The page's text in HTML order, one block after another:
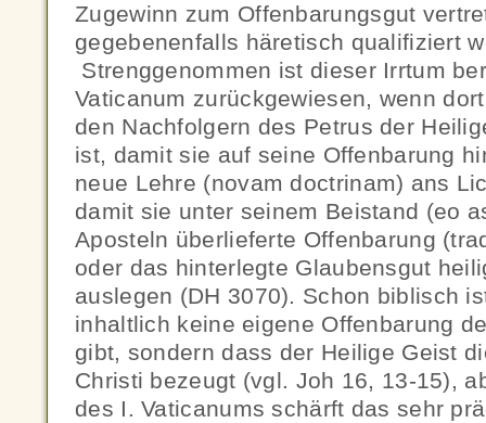
Zugewinn zum Offenbarungsgut
gegebenenfalls häretisch qualifiziert
Strenggenommen ist dieser Irrtum
Vaticanum zurückgewiesen, wenn
den Nachfolgern des Petrus der
ist, damit sie auf seine Offenbarung
neue Lehre (novam doctrinam) ans
damit sie unter seinem Beistand (eo
Aposteln überlieferte Offenbarung
oder das hinterlegte Glaubensgut
auslegen (DH 3070). Schon biblisch
inhaltlich keine eigene Offenbarung
gibt, sondern dass der Heilige Geist
Christi bezeugt (vgl. Joh 16, 13-15),
des I. Vaticanums schärft das sehr